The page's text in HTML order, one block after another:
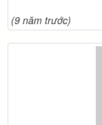
(9 năm trước)